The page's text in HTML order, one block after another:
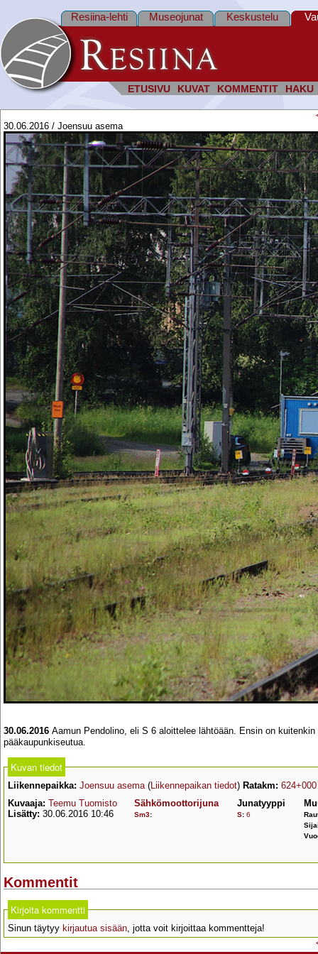
ETUSIVU KUVAT KOMMENTIT HAKU
Resiina-lehti Museojunat Keskustelu
30.06.2016 / Joensuu asema
30.06.2016 Aamun Pendolino, eli S 6 aloittelee lähtöään. Ensin on
pääkaupunkiseutua.
Kuvan tiedot
Liikennepaikka: Joensuu asema(Liikennepaikan tiedot) Ratakm: 624+000
Kuvaaja: Teemu Tuomisto
Lisätty: 30.06.2016 10:46
Sähkömoottorijuna
Sm3:
Junatyyppi
S: 6
Kommentit
Kirjoita kommentti
Sinun täytyy kirjautua sisään, jotta voit kirjoittaa kommentteja!